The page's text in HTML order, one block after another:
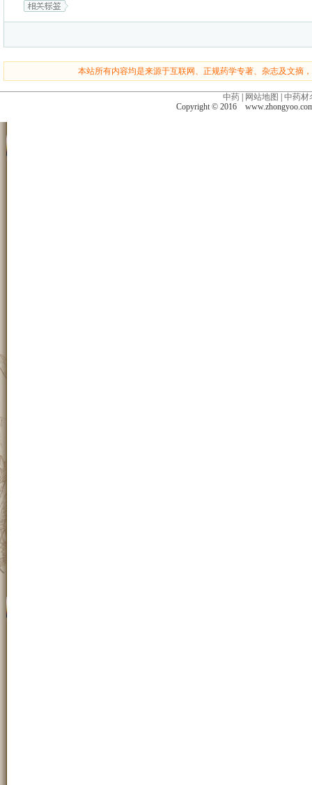
本站所有内容均是来源于互联网、正规药学专著、杂志及文摘
中药 网站地图
中药材
Copyright © 2016